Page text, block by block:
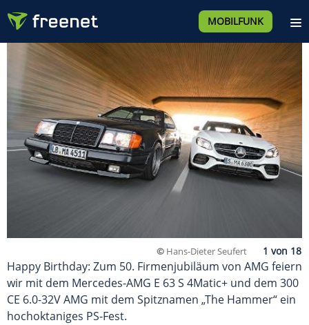
MOBILFUNK
© Hans-Dieter Seufert
Happy Birthday: Zum 50. Firmenjubiläum von AMG feiern
wir mit dem Mercedes-AMG E 63 S 4Matic+ und dem 300
CE 6.0-32V AMG mit dem Spitznamen „The Hammer“ ein
hochoktaniges PS-Fest.